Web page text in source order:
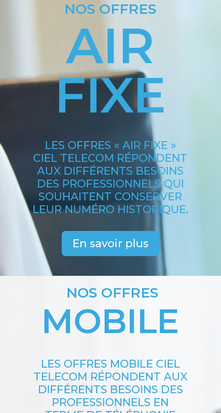
NOS OFFRES
AIR
FIXE
LES OFFRES « AIR FIXE »
CIEL TELECOM RÉPONDENT
AUX DIFFÉRENTS BESOINS
DES PROFESSIONNELS QUI
SOUHAITENT CONSERVER
LEUR NUMÉRO HISTORIQUE.
En savoir plus
NOS OFFRES
MOBILE
LES OFFRES MOBILE CIEL
TELECOM RÉPONDENT AUX
DIFFÉRENTS BESOINS DES
PROFESSIONNELS EN